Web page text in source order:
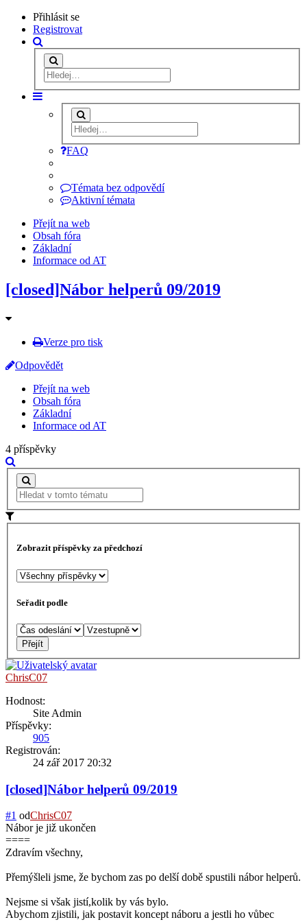
Přihlásit se
Registrovat
FAQ
Témata bez odpovědí
Aktivní témata
Přejít na web
Obsah fóra
Základní
Informace od AT
[closed]Nábor helperů 09/2019
Verze pro tisk
Odpovědět
Přejít na web
Obsah fóra
Základní
Informace od AT
4 příspěvky
Zobrazit příspěvky za předchozí
Seřadit podle
ChrisC07
Hodnost:
Site Admin
Příspěvky:
905
Registrován:
24 zář 2017 20:32
[closed]Nábor helperů 09/2019
#1 odChrisC07
Nábor je již ukončen
====
Zdravím všechny,
Přemýšleli jsme, že bychom zas po delší době spustili nábor helperů.
Nejsme si však jistí,kolik by vás bylo.
Abychom zjistili, jak postavit koncept náboru a jestli ho vůbec